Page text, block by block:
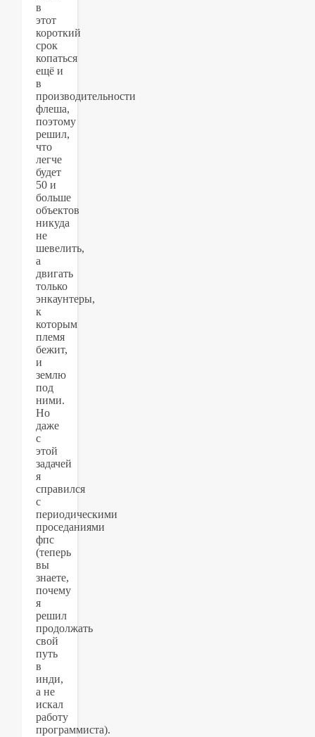
в
этот
короткий
срок
копаться
ещё и
в
производительности
флеша,
поэтому
решил,
что
легче
будет
50 и
больше
объектов
никуда
не
шевелить,
а
двигать
только
энкаунтеры,
к
которым
племя
бежит,
и
землю
под
ними.
Но
даже
с
этой
задачей
я
справился
с
периодическими
проседаниями
фпс
(теперь
вы
знаете,
почему
я
решил
продолжать
свой
путь
в
инди,
а не
искал
работу
программиста).